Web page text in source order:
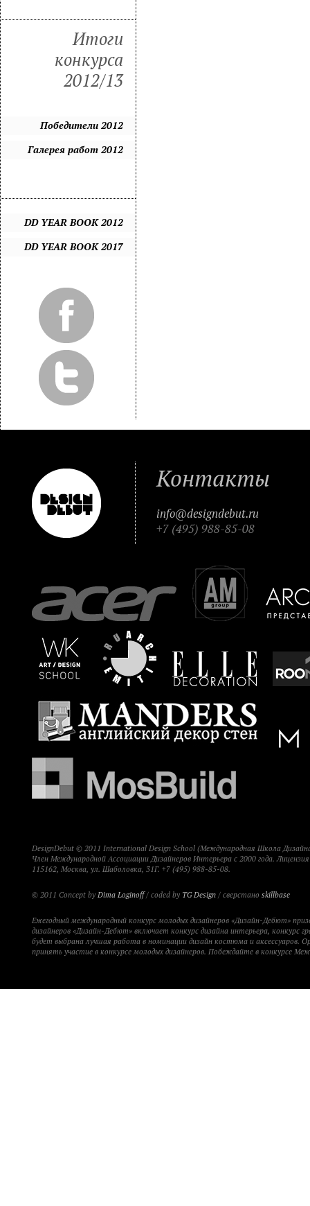
Итоги
конкурса
2012/13
Победители 2012
Галерея работ 2012
DD YEAR BOOK 2012
DD YEAR BOOK 2017
Контакты
info@designdebut.ru
+7 (495) 988-85-08
DesignDebut © 2011 International Design School (Международная Школа
Член Международной Ассоциации Дизайнеров Интерьера с 2000 года.
115162, Москва, ул. Шаболовка, 31Г. +7 (495) 988-85-08.
© 2011 Concept by Dima Loginoff/ coded by TG Design / сверстано skillbase
Ежегодный международный конкурс молодых дизайнеров «Дизайн-Дебют»
дизайнеров «Дизайн-Дебют» включает конкурс дизайна интерьера, конкурс
будет выбрана лучшая работа в номинации дизайн костюма и
принять участие в конкурсе молодых дизайнеров. Побеждайте в конкурсе